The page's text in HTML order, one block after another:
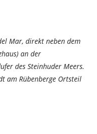
Mar, direkt neben dem
an der
des Steinhuder Meers.
am Rübenberge Ortsteil